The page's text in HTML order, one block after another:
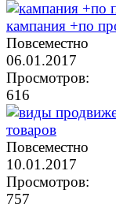
кампания +по
Повсеместно
06.01.2017
Просмотров:
616
товаров
Повсеместно
10.01.2017
Просмотров:
757